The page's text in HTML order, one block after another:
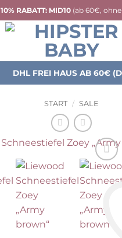
10% RABATT: MID10 (ab 60€, ohne
DHL FREI HAUS AB 60€
START / SALE